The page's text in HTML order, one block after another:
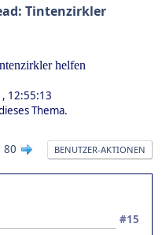
Tintenzirkler
helfen
12:55:13
Thema.
80 BENUTZER-AKTIONEN
#15